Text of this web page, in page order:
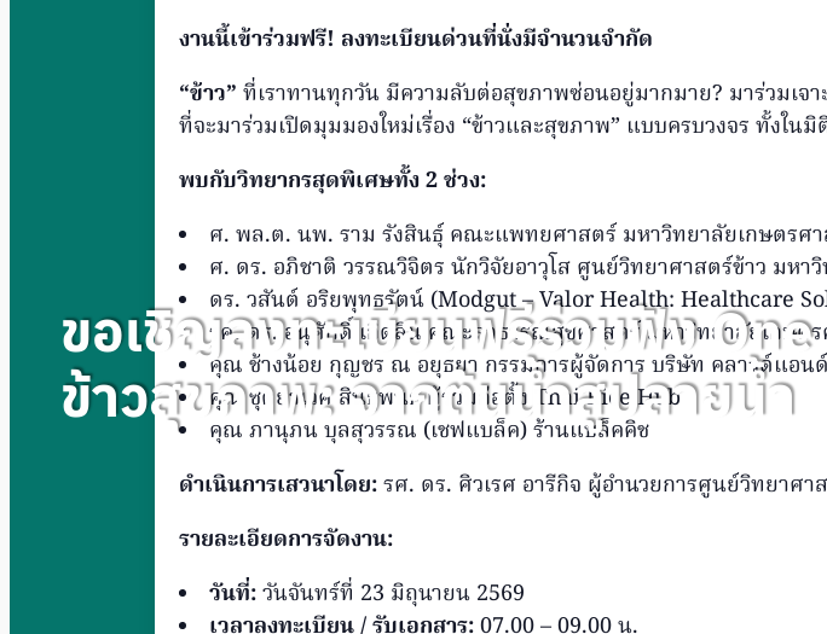
ขอเชิญลงทะเบียนฟรีร่วมฟัง
ข้าวสุขภาพ: จากต้นน้ำสูปลายน้ำ
งานนี้เข้าร่วมฟรี! ลงทะเบียนด่วนที่นั่งมีจำนวนจำกัด
“ข้าว” ที่เราทานทุกวัน มีความลับต่อสุขภาพซ่อนอยู่มากมาย? มาร่วมเจ
ที่จะมาร่วมเปิดมุมมองใหม่เรื่อง “ข้าวและสุขภาพ” แบบครบวงจร ทั้งใ
พบกับวิทยากรสุดพิเศษทั้ง 2ช่วง:
ศ. พล.ต. นพ. ราม รังสินธุ์ คณะแพทยศาสตร์ มหาวิทยาลัยเกษตรศ
ศ. ดร. อภิชาติ วรรณวิจิตร นักวิจัยอาวุโส ศูนย์วิทยาศาสตร์ข้าว มหา
ดร. วสันต์ อริยพุทธรัตน์ (Modgut – Valor Health: Healthcare
รศ. ดร. อนุศักดิ์ เกิดสิน คณะสาธารณสุขศาสตร์ มหาวิทยาลัยเกษต
คุณ ช้างน้อย กุญชร ณ อยุธยา กรรมการผู้จัดการ บริษัท คลาวด์แอน
คุณ ชุตยาเวศ สินธุพันธุ์ ผู้ร่วมก่อตั้ง Thai Rice Hub
คุณ ภานุภน บุลสุวรรณ (เชฟแบล็ค) ร้านแบล็คคิช
ดำเนินการเสวนาโดย:รศ. ดร. ศิวเรศ อารีกิจ ผู้อำนวยการศูนย์วิทยาศ
รายละเอียดการจัดงาน:
วันที่:วันจันทร์ที่ 23 มิถุนายน 2569